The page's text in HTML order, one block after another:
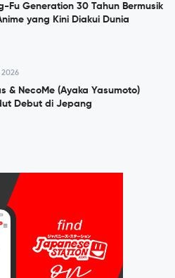
Fu Generation 30 Tahun Bermusik
yang Kini Diakui Dunia
2026
& NecoMe (Ayaka Yasumoto)
Debut di Jepang